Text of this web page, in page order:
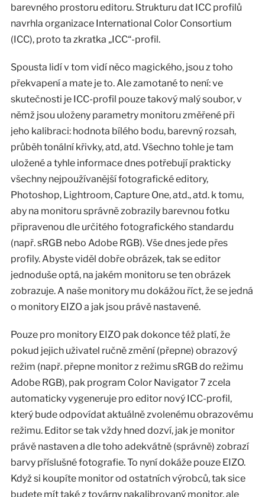
barevného prostoru editoru. Strukturu dat ICC profilů
navrhla organizace International Color Consortium
(ICC), proto ta zkratka „ICC“-profil.
Spousta lidí v tom vidí něco magického, jsou z toho
překvapení a mate je to. Ale zamotané to není: ve
skutečnosti je ICC-profil pouze takový malý soubor, v
němž jsou uloženy parametry monitoru změřené při
jeho kalibraci: hodnota bílého bodu, barevný rozsah,
průběh tonální křivky, atd, atd. Všechno tohle je tam
uložené a tyhle informace dnes potřebují prakticky
všechny nejpoužívanější fotografické editory,
Photoshop, Lightroom, Capture One, atd., atd. k tomu,
aby na monitoru správně zobrazily barevnou fotku
připravenou dle určitého fotografického standardu
(např. sRGB nebo Adobe RGB). Vše dnes jede přes
profily. Abyste viděl dobře obrázek, tak se editor
jednoduše optá, na jakém monitoru se ten obrázek
zobrazuje. A naše monitory mu dokážou říct, že se jedná
o monitory EIZO a jak jsou právě nastavené.
Pouze pro monitory EIZO pak dokonce též platí, že
pokud jejich uživatel ručně změní (přepne) obrazový
režim (např. přepne monitor z režimu sRGB do režimu
Adobe RGB), pak program Color Navigator 7 zcela
automaticky vygeneruje pro editor nový ICC-profil,
který bude odpovídat aktuálně zvolenému obrazovému
režimu. Editor se tak vždy hned dozví, jak je monitor
právě nastaven a dle toho adekvátně (správně) zobrazí
barvy příslušné fotografie. To nyní dokáže pouze EIZO.
Když si koupíte monitor od ostatních výrobců, tak sice
budete mít také z továrny nakalibrovaný monitor, ale